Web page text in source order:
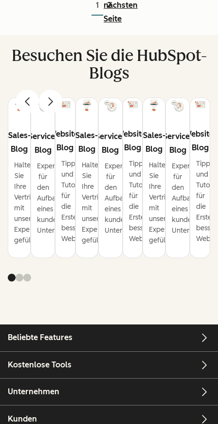
1 2
nächsten
Seite
Besuchen Sie die HubSpot-
Blogs
Sales-
Blog
Halten
Sie
Ihre
Vertriebspipeline
mit
unseren
Expertentipps
gefüllt.
Service-
Blog
Expertentipps
für
den
Aufbau
eines
kundenorientierten
Unternehmens.
Website-
Blog
Tipps
und
Tutorials
für
die
Erstellung
besserer
Websites.
Sales-
Blog
Halten
Sie
Ihre
Vertriebspipeline
mit
unseren
Expertentipps
gefüllt.
Service-
Blog
Expertentipps
für
den
Aufbau
eines
kundenorientierten
Unternehmens.
Website-
Blog
Tipps
und
Tutorials
für
die
Erstellung
besserer
Websites.
Sales-
Blog
Halten
Sie
Ihre
Vertriebspipeline
mit
unseren
Expertentipps
gefüllt.
Service-
Blog
Expertentipps
für
den
Aufbau
eines
Website-
Blog
Tipps
und
für
die
Beliebte Features
Kostenlose Tools
Unternehmen
Kunden